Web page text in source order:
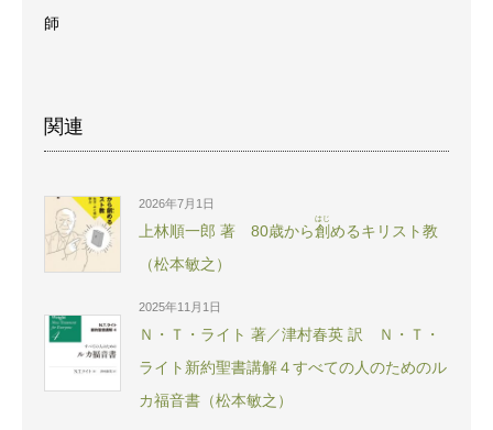
師
関連
2026年7月1日
上林順一郎 著 80歳から創
はじ
めるキリスト教
（松本敏之）
2025年11月1日
Ｎ・Ｔ・ライト 著／津村春英 訳 Ｎ・Ｔ・
ライト新約聖書講解４すべての人のためのル
カ福音書（松本敏之）